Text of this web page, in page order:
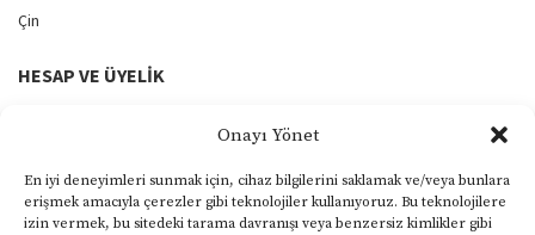
Onayı Yönet
En iyi deneyimleri sunmak için, cihaz bilgilerini saklamak ve/veya bunlara
erişmek amacıyla çerezler gibi teknolojiler kullanıyoruz. Bu teknolojilere
izin vermek, bu sitedeki tarama davranışı veya benzersiz kimlikler gibi
Çin
HESAP VE ÜYELIK
Yeni Gönderi
Gönderilerim